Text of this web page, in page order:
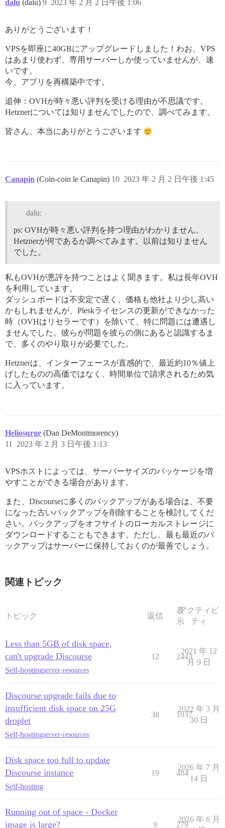
dalu (dalu) 2023 年 2 月 2 日午後 1:06
9
ありがとうございます！
VPSを即座に40GBにアップグレードしました！わお、VPS
はあまり使わず、専用サーバーしか使っていませんが、速
いです。
今、アプリを再構築中です。
追伸：OVHが時々悪い評判を受ける理由が不思議です。
Hetznerについては知りませんでしたので、調べてみます。
皆さん、本当にありがとうございます
Canapin (Coin-coin le Canapin) 2023 年 2 月 2 日午後 1:45
10
dalu:
ps: OVHが時々悪い評判を持つ理由がわかりません。
Hetznerが何であるか調べてみます。以前は知りません
でした。
私もOVHが悪評を持つことはよく聞きます。私は長年OVH
を利用しています。
ダッシュボードは不安定で遅く、価格も他社より少し高い
かもしれませんが、Pleskライセンスの更新ができなかった
時（OVHはリセラーです）を除いて、特に問題には遭遇し
ませんでした。彼らが問題を彼らの側にあると認識するま
で、多くのやり取りが必要でした。
Hetznerは、インターフェースが直感的で、最近約10％値上
げしたものの高価ではなく、時間単位で請求されるため気
に入っています。
Heliosurge (Dan DeMontmorency)
2023 年 2 月 3 日午後 1:13
11
VPSホストによっては、サーバーサイズのパッケージを増
やすことができる場合があります。
また、Discourseに多くのバックアップがある場合は、不要
になった古いバックアップを削除することを検討してくだ
さい。バックアップをオフサイトのローカルストレージに
ダウンロードすることもできます。ただし、最も最近のバ
ックアップはサーバーに保持しておくのが最善でしょう。
関連トピック
トピック 返信
表
示
アクティビ
ティ
Less than 5GB of disk space,
can't upgrade Discourse
Self-hostingserver-resources
12 2443
2021 年 12
月 9 日
Discourse upgrade fails due to
insufficient disk space on 25G
droplet
Self-hostingserver-resources
38 1937
2022 年 3 月
30 日
Disk space too full to update
Discourse instance
Self-hosting
19 484
2026 年 7 月
14 日
Running out of space - Docker
image is large?
9 279
2026 年 6 月